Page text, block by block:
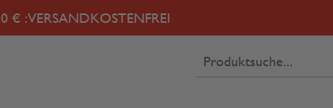
€ :VERSANDKOSTENFREI